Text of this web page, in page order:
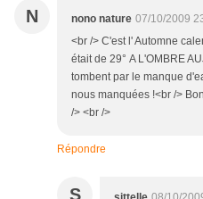
N nono nature 07/10/2009
<br /> C'est l' Automne
était de 29° A L'OMBRE
tombent par le manque
nous manquées !<br />
/> <br />
Répondre
S